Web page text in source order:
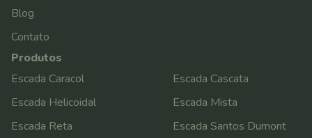
Blog
Contato
Produtos
Escada Caracol
Escada Cascata
Escada Helicoidal
Escada Mista
Escada Reta
Escada Santos Dumont